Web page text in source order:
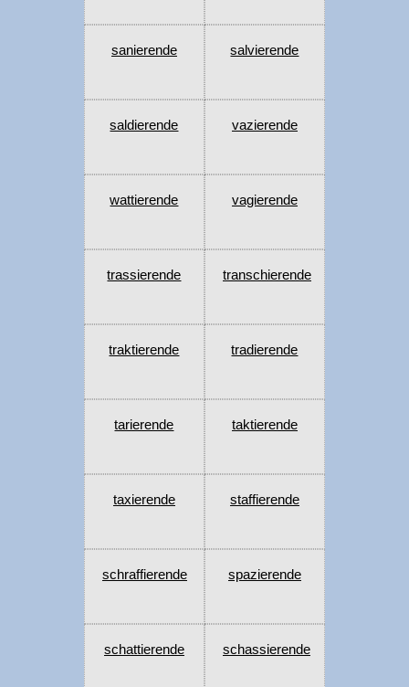
sanierende salvierende
saldierende vazierende
wattierende vagierende
trassierende transchierende
traktierende tradierende
tarierende taktierende
taxierende staffierende
schraffierende spazierende
schattierende schassierende